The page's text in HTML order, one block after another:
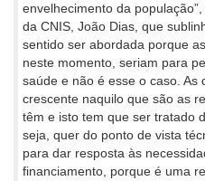
envelhecimento da
da CNIS, João Dias, que
sentido ser abordada porque
neste momento, seriam para
saúde e não é esse o caso. As
crescente naquilo que são as
têm e isto tem que ser tratado
seja, quer do ponto de vista
para dar resposta às
financiamento, porque é uma